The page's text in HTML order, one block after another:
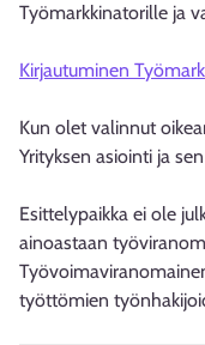
Työmarkkinatorille ja
Kirjautuminen
Kun olet valinnut
Yrityksen asiointi ja
Esittelypaikka ei ole
ainoastaan
työttömien